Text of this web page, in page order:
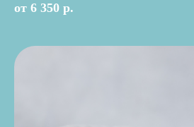
от 6 350 р.